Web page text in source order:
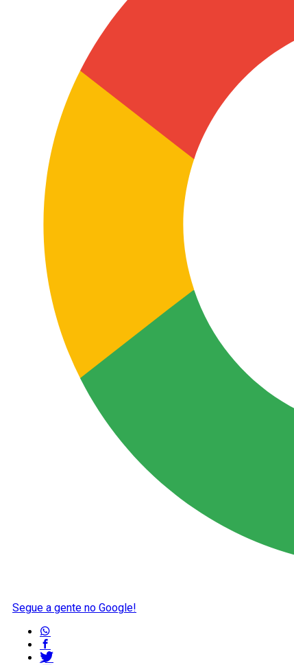
Segue a gente no Google!